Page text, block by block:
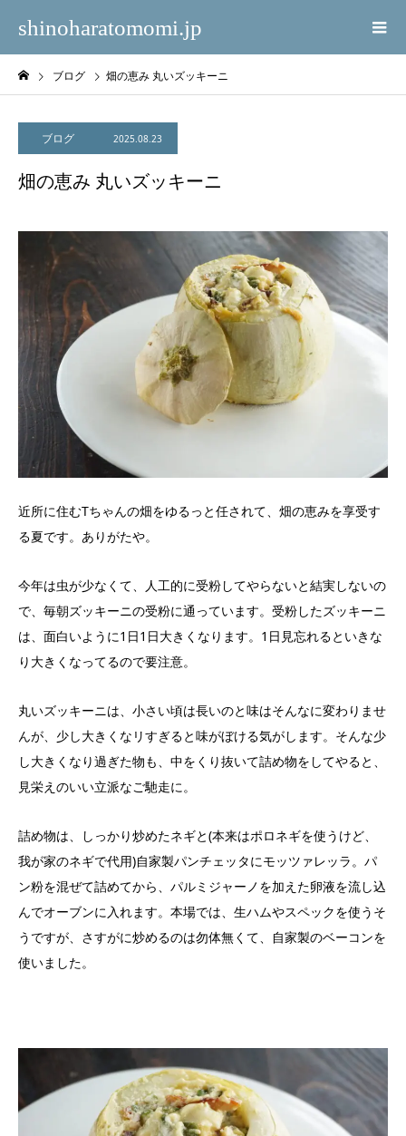
shinoharatomomi.jp
ブログ 畑の恵み 丸いズッキーニ
ブログ 2025.08.23
畑の恵み 丸いズッキーニ
近所に住むTちゃんの畑をゆるっと任されて、畑の恵みを享受す
る夏です。ありがたや。
今年は虫が少なくて、人工的に受粉してやらないと結実しないの
で、毎朝ズッキーニの受粉に通っています。受粉したズッキーニ
は、面白いように1日1日大きくなります。1日見忘れるといきな
り大きくなってるので要注意。
丸いズッキーニは、小さい頃は長いのと味はそんなに変わりませ
んが、少し大きくなリすぎると味がぼける気がします。そんな少
し大きくなり過ぎた物も、中をくり抜いて詰め物をしてやると、
見栄えのいい立派なご馳走に。
詰め物は、しっかり炒めたネギと(本来はポロネギを使うけど、
我が家のネギで代用)自家製パンチェッタにモッツァレッラ。パ
ン粉を混ぜて詰めてから、パルミジャーノを加えた卵液を流し込
んでオーブンに入れます。本場では、生ハムやスペックを使うそ
うですが、さすがに炒めるのは勿体無くて、自家製のベーコンを
使いました。